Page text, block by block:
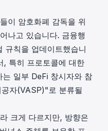
이 암호화폐 감독을 위
나고 있습니다. 금융행
규칙을 업데이트했습니
, 특히 프로토콜에 대한
일부 DeFi 창시자와 참
자(VASP)"로 분류될
크게 다르지만, 방향은